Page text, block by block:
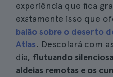
experiência que fica
exatamente isso que
balão sobre o deserto
Atlas. Descolará com
dia, flutuando
aldeias remotas e os